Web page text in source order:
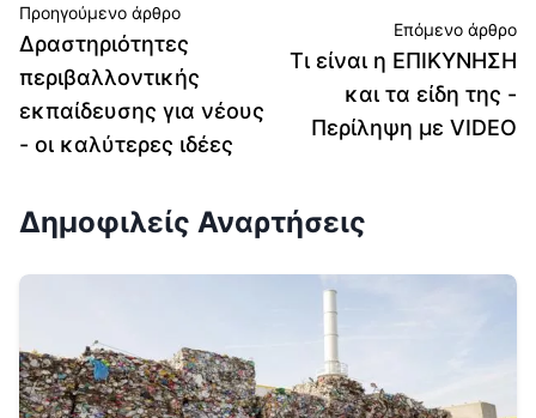
Προηγούμενο άρθρο
Δραστηριότητες
περιβαλλοντικής
εκπαίδευσης για νέους
- οι καλύτερες ιδέες
Επόμενο άρθρο
Τι είναι η ΕΠΙΚΥΝΗΣΗ
και τα είδη της -
Περίληψη με VIDEO
Δημοφιλείς Αναρτήσεις